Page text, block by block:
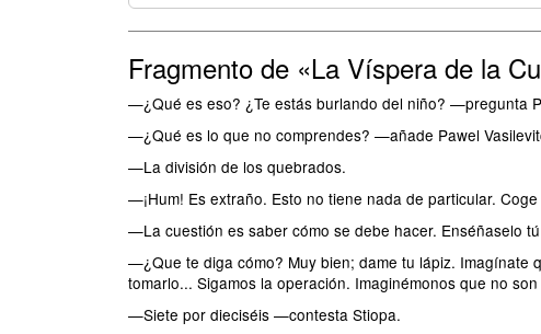
Fragmento de «La Víspera de la
—¿Qué es eso? ¿Te estás burlando del niño? —pregunta
—¿Qué es lo que no comprendes? —añade Pawel
—La división de los quebrados.
—¡Hum! Es extraño. Esto no tiene nada de particular.
—La cuestión es saber cómo se debe hacer. Enséñaselo
—¿Que te diga cómo? Muy bien; dame tu lápiz. Imagínate
tomarlo... Sigamos la operación. Imaginémonos que no
—Siete por dieciséis —contesta Stiopa.